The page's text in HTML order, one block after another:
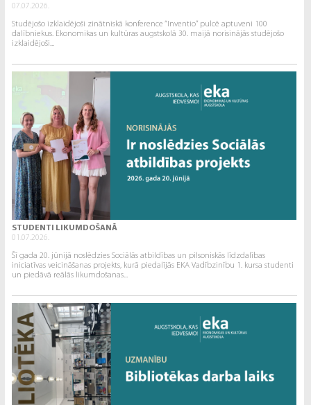
07.07.2026.
Studējošo izklaidējoši zinātniskā konference “Inventio” pulcē aptuveni 100
dalībniekus. Ekonomikas un kultūras augstskolā 30. maijā norisinājās studējošo
izklaidējoši...
STUDENTI LIKUMDOŠANĀ
01.07.2026.
Šī gada 20. jūnijā noslēdzies Sociālās atbildības un pilsoniskās līdzdalības
iniciatīvas veicināšanas projekts, kurā piedalījās EKA Vadībzinību 1. kursa studenti
un piedāvā reālās likumdošanas...